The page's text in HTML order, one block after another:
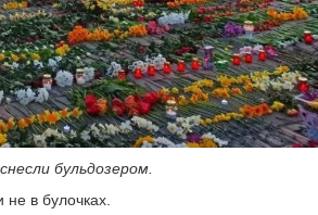
бульдозером.
в булочках.